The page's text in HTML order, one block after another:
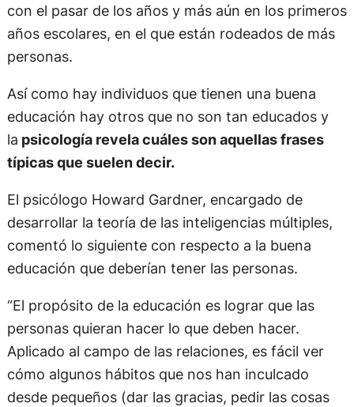
con el pasar de los años y más aún en los primeros
años escolares, en el que están rodeados de más
personas.
Así como hay individuos que tienen una buena
educación hay otros que no son tan educados y
la psicología revela cuáles son aquellas frases
típicas que suelen decir.
El psicólogo Howard Gardner, encargado de
desarrollar la teoría de las inteligencias múltiples,
comentó lo siguiente con respecto a la buena
educación que deberían tener las personas.
“El propósito de la educación es lograr que las
personas quieran hacer lo que deben hacer.
Aplicado al campo de las relaciones, es fácil ver
cómo algunos hábitos que nos han inculcado
desde pequeños (dar las gracias, pedir las cosas